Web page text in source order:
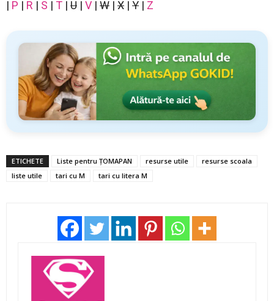
| P | R | S | T | U | V | W | X | Y | Z
ETICHETE Liste pentru ȚOMAPAN resurse utile
resurse scoala
liste utile
tari cu M tari cu litera M